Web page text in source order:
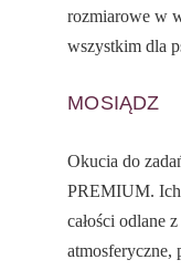
rozmiarowe w
wszystkim dla
MOSIĄDZ
Okucia do
PREMIUM. Ich
całości odlane
atmosferyczne,